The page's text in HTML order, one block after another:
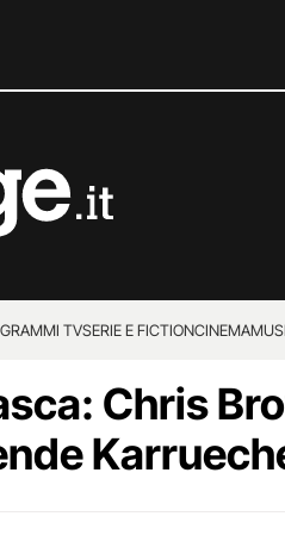
TVSERIE E FICTIONCINEMA
Chris